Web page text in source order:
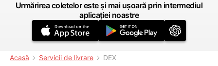
Urmărirea coletelor este și mai ușoară prin intermediul
aplicației noastre
Acasă Servicii de livrare DEX